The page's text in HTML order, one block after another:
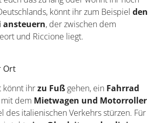
Riccione liegt im Norden
daher von Urlaubern in
kurzer Zeit mit dem Pkw
Fahrzeit ab Stuttgart circa neun
euch das zu lang oder wohnt ihr noch
könnt ihr zum Beispielden
ansteuern, der zwischen dem
und Riccione liegt.